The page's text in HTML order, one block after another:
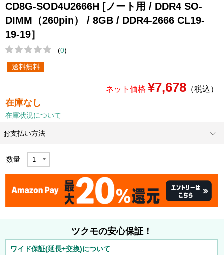
CD8G-SOD4U2666H [ノート用 / DDR4 SO-
DIMM（260pin） / 8GB / DDR4-2666 CL19-
19-19］
(0)
送料無料
ネット価格 ¥7,678（税込）
在庫なし
在庫状況について
お支払い方法
数量
ツクモの安心保証！
ワイド保証(延長+交換)について